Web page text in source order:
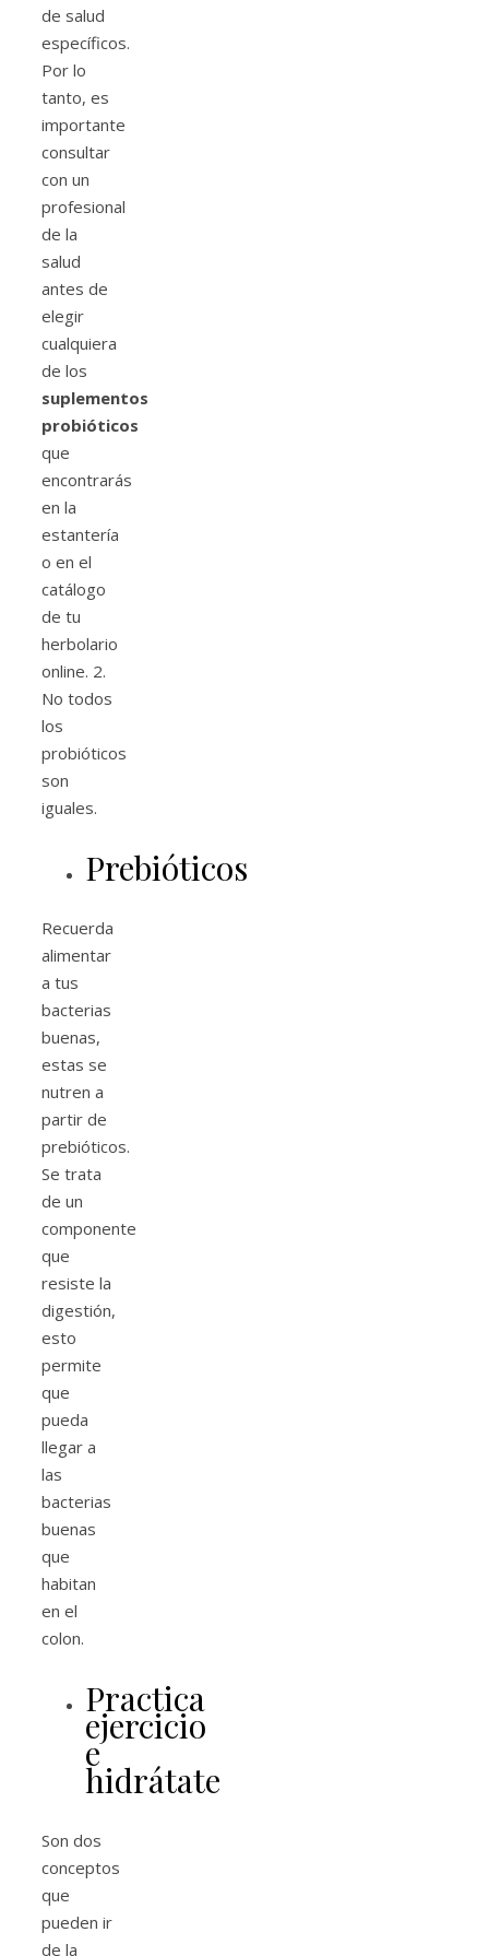
de salud
específicos.
Por lo
tanto, es
importante
consultar
con un
profesional
de la
salud
antes de
elegir
cualquiera
de los
suplementos
probióticos
que
encontrarás
en la
estantería
o en el
catálogo
de tu
herbolario
online. 2.
No todos
los
probióticos
son
iguales.
Prebióticos
Recuerda
alimentar
a tus
bacterias
buenas,
estas se
nutren a
partir de
prebióticos.
Se trata
de un
componente
que
resiste la
digestión,
esto
permite
que
pueda
llegar a
las
bacterias
buenas
que
habitan
en el
colon.
Practica
ejercicio
e
hidrátate
Son dos
conceptos
que
pueden ir
de la